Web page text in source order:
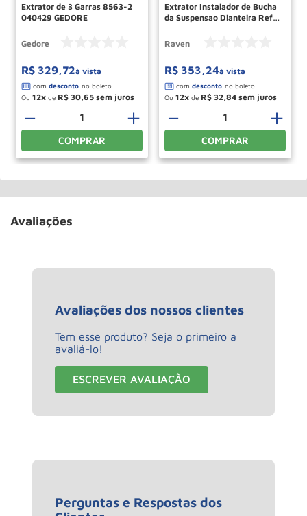
Extrator de 3 Garras 8563-2
040429 GEDORE
Gedore
R$ 329 72à vista
Ou 12 de R$ 30 65
＋
－
COMPRAR
Extrator Instalador de Bucha
da Suspensao Dianteira Ref
Raven
R$ 353 24à vista
Ou 12 de R$ 32 84
＋
－
COMPRAR
Avaliações
Avaliações dos nossos clientes
Tem esse produto? Seja o primeiro a
avaliá-lo!
ESCREVER AVALIAÇÃO
Perguntas e Respostas dos